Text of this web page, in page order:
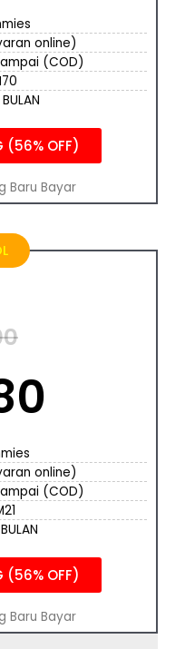
online)
(COD)
(56% OFF)
Baru Bayar
online)
(COD)
(56% OFF)
Baru Bayar